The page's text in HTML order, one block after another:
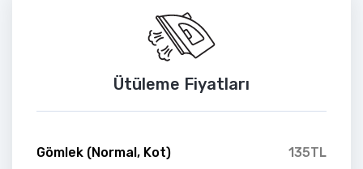
Ütüleme Fiyatları
Gömlek (Normal, Kot) 135TL